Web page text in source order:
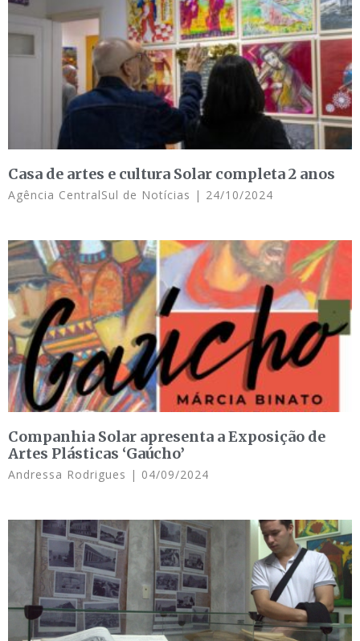
Casa de artes e cultura Solar completa 2 anos
Agência CentralSul de Notícias 24/10/2024
Companhia Solar apresenta a Exposição de
Artes Plásticas ‘Gaúcho’
Andressa Rodrigues 04/09/2024